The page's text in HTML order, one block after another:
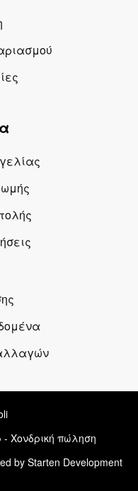
Χονδρική πώληση
by Starten Development